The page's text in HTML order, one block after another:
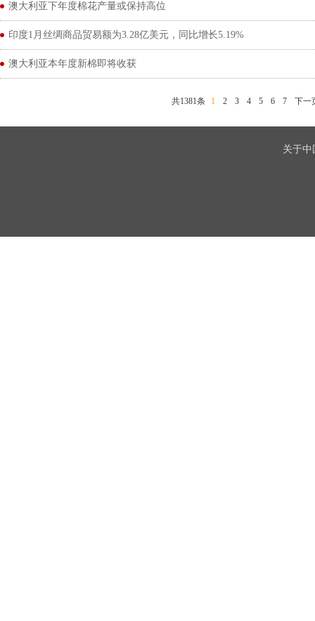
澳大利亚下年度棉花产量或保持高位
印度1月丝绸商品贸易额为3.28亿美元，同比增长5.19%
澳大利亚本年度新棉即将收获
共1381条 1 2 3 4 5 6 7 下一
关于中